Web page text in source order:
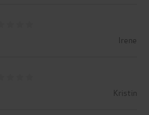
Irene
Kristin